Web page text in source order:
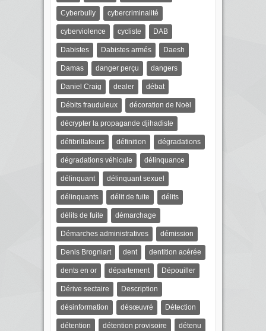
Cyberbully cybercriminalité
cyberviolence cycliste DAB
Dabistes Dabistes armés Daesh
Damas danger perçu dangers
Daniel Craig dealer débat
Débits frauduleux décoration de Noël
décrypter la propagande djihadiste
défibrillateurs définition dégradations
dégradations véhicule délinquance
délinquant délinquant sexuel
délinquants délit de fuite délits
délits de fuite démarchage
Démarches administratives démission
Denis Brogniart dent dentition acérée
dents en or département Dépouiller
Dérive sectaire Description
désinformation désœuvré Détection
détention détention provisoire détenu